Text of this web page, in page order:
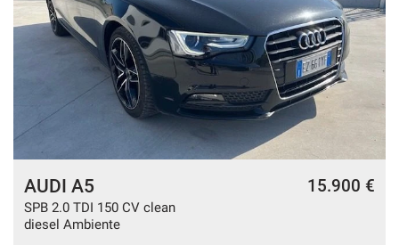
AUDI A5
SPB 2.0 TDI 150 CV clean
diesel Ambiente
15.900 €